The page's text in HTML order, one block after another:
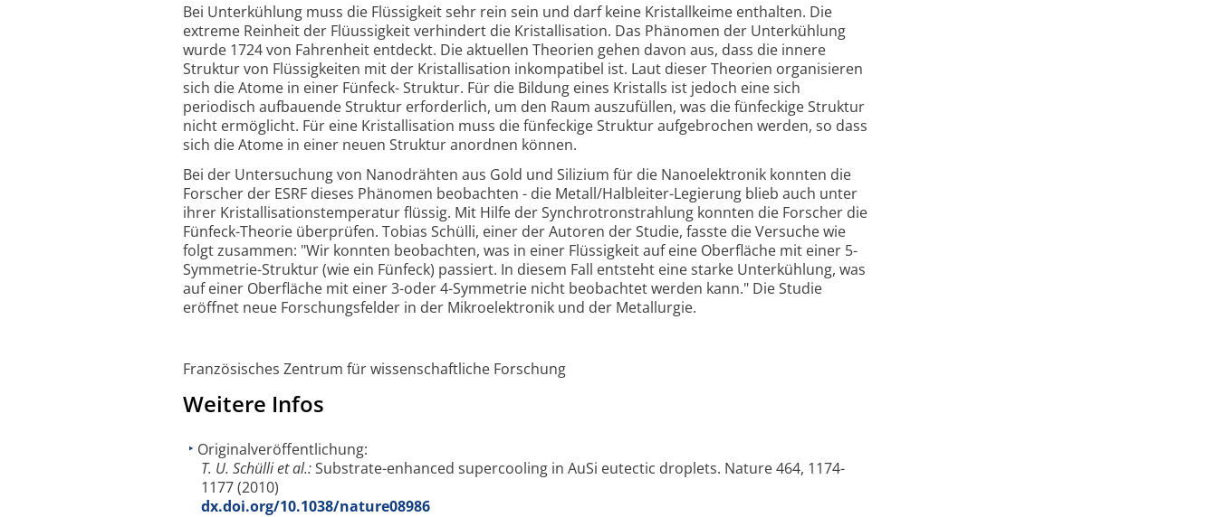
Bei Unterkühlung muss die Flüssigkeit sehr rein sein und darf keine Kristallkeime enthalten. Die
extreme Reinheit der Flüussigkeit verhindert die Kristallisation. Das Phänomen der Unterkühlung
wurde 1724 von Fahrenheit entdeckt. Die aktuellen Theorien gehen davon aus, dass die innere
Struktur von Flüssigkeiten mit der Kristallisation inkompatibel ist. Laut dieser Theorien organisieren
sich die Atome in einer Fünfeck- Struktur. Für die Bildung eines Kristalls ist jedoch eine sich
periodisch aufbauende Struktur erforderlich, um den Raum auszufüllen, was die fünfeckige Struktur
nicht ermöglicht. Für eine Kristallisation muss die fünfeckige Struktur aufgebrochen werden, so dass
sich die Atome in einer neuen Struktur anordnen können.
Bei der Untersuchung von Nanodrähten aus Gold und Silizium für die Nanoelektronik konnten die
Forscher der ESRF dieses Phänomen beobachten - die Metall/Halbleiter-Legierung blieb auch unter
ihrer Kristallisationstemperatur flüssig. Mit Hilfe der Synchrotronstrahlung konnten die Forscher die
Fünfeck-Theorie überprüfen. Tobias Schülli, einer der Autoren der Studie, fasste die Versuche wie
folgt zusammen: "Wir konnten beobachten, was in einer Flüssigkeit auf eine Oberfläche mit einer 5-
Symmetrie-Struktur (wie ein Fünfeck) passiert. In diesem Fall entsteht eine starke Unterkühlung, was
auf einer Oberfläche mit einer 3-oder 4-Symmetrie nicht beobachtet werden kann." Die Studie
eröffnet neue Forschungsfelder in der Mikroelektronik und der Metallurgie.
Französisches Zentrum für wissenschaftliche Forschung
Weitere Infos
Originalveröffentlichung:
T. U. Schülli et al.:Substrate-enhanced supercooling in AuSi eutectic droplets. Nature 464, 1174-
1177 (2010)
dx.doi.org/10.1038/nature08986